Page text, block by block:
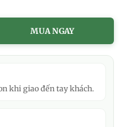
MUA NGAY
khi giao đến tay khách.